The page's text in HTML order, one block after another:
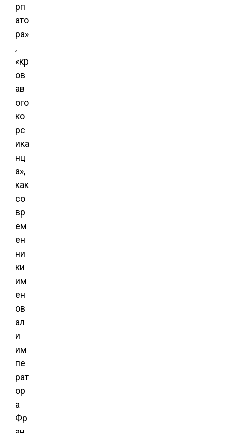
рп
ато
ра»
,
«кр
ов
ав
ого
ко
рс
ика
нц
а»,
как
со
вр
ем
ен
ни
ки
им
ен
ов
ал
и
им
пе
рат
ор
а
Фр